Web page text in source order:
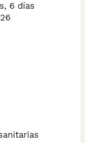
6 días